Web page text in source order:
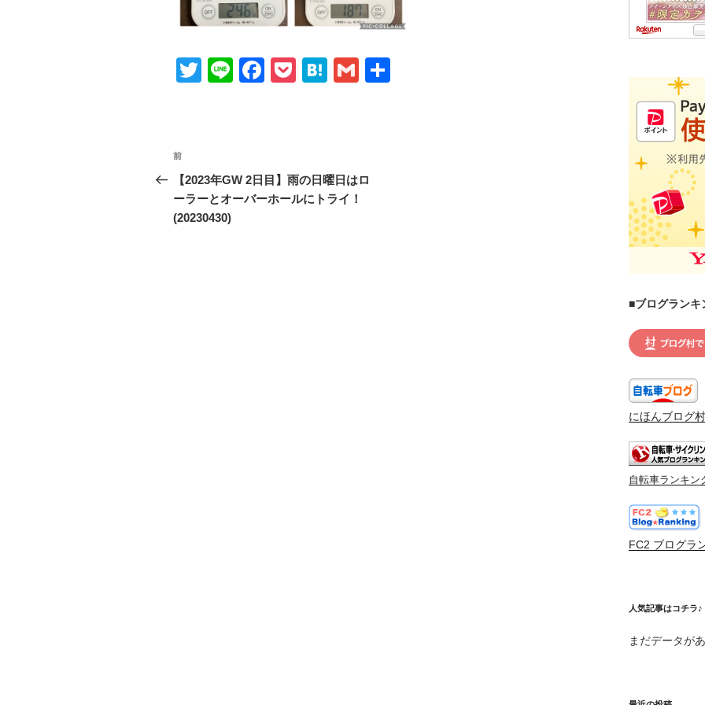
T
Li
F
b
o
P
H
a
G
投
稿
ナ
前
の
投
稿
前
【2023年GW 2日目】雨の日曜日はロ
ーラーとオーバーホールにトライ！
(20230430)
■ブログランキ
にほんブログ村
自転車ランキン
FC2 ブログラ
人気記事はコチラ♪
まだデータが